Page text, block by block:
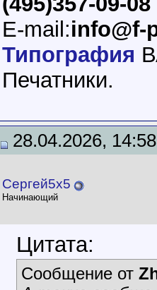
E-mail:info@f-
Типография
Печатники.
28.04.2026, 14:58
Сергей5х5
Начинающий
Цитата:
Сообщение от